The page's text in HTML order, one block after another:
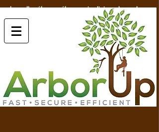
bruxelles élagage élagueur jardinier arborup.be